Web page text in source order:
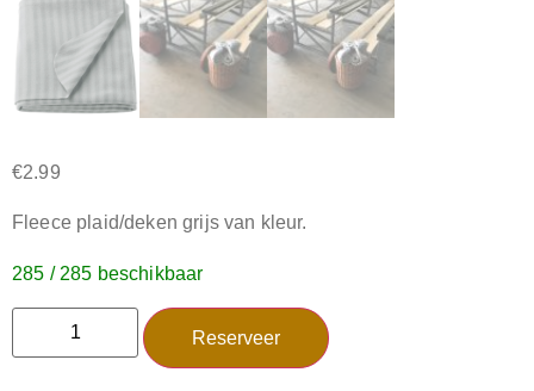
€2.99
Fleece plaid/deken grijs van kleur.
285 / 285 beschikbaar
Reserveer